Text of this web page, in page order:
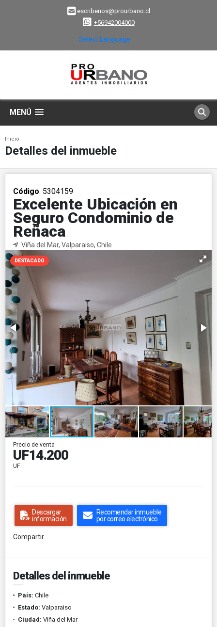
escribenos@prourbano.cl
+56942004000
Select Language
MENÚ
Inicio
Detalles del inmueble
Código. 5304159
Excelente Ubicación en
Seguro Condominio de
Reñaca
Viña del Mar, Valparaiso, Chile
DESTACADO
Precio de venta
UF14.200
UF
Descargar
información
Recomendar inmueble
por correo electrónico
Compartir
Detalles del inmueble
País: Chile
Estado: Valparaiso
Ciudad: Viña del Mar